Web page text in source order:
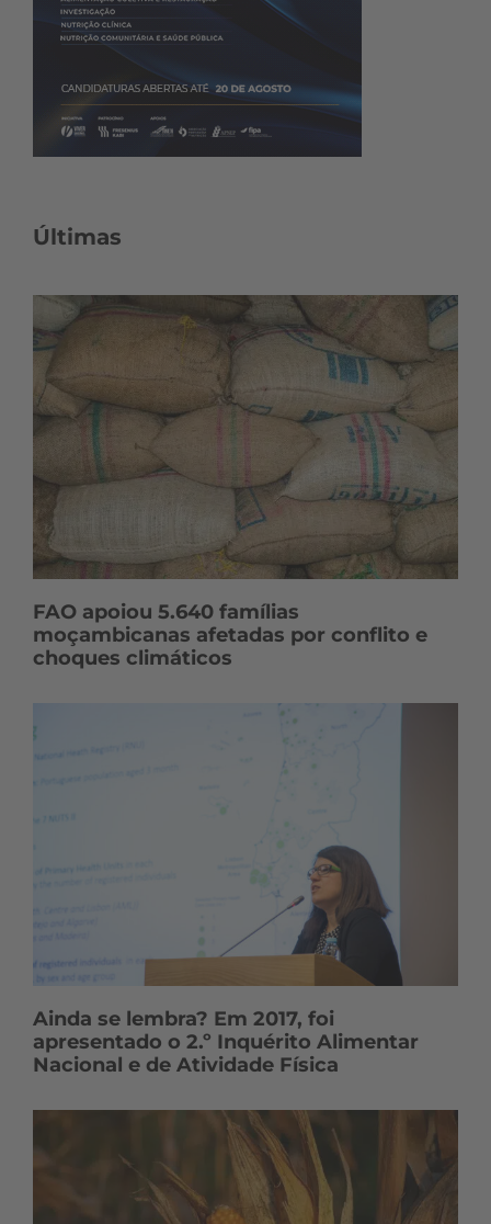
Últimas
FAO apoiou 5.640 famílias
moçambicanas afetadas por conflito e
choques climáticos
Ainda se lembra? Em 2017, foi
apresentado o 2.º Inquérito Alimentar
Nacional e de Atividade Física